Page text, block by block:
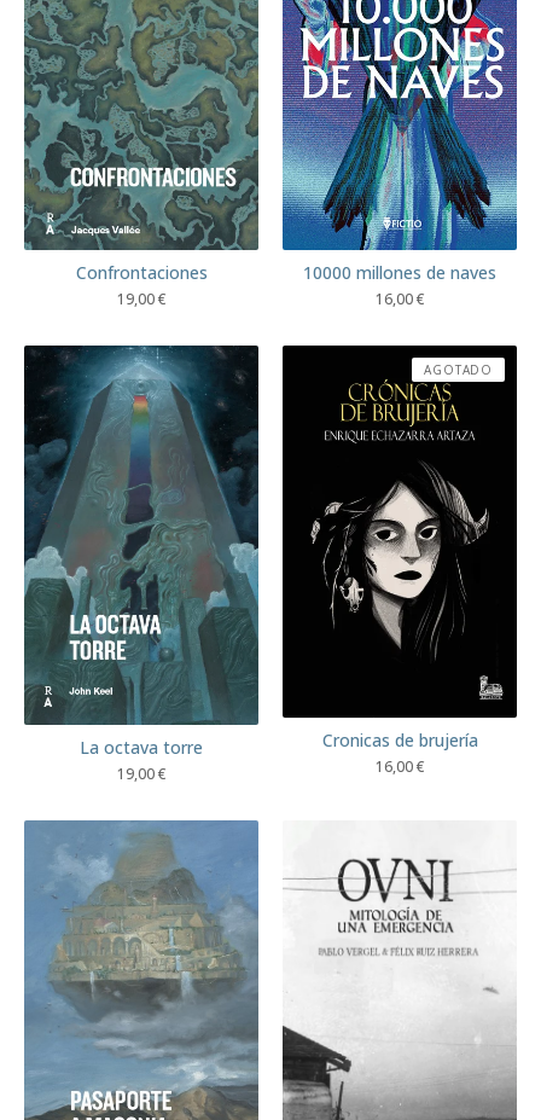
Confrontaciones
19,00€
10000 millones de naves
16,00€
La octava torre
19,00€
Cronicas de brujería
16,00€
AGOTADO